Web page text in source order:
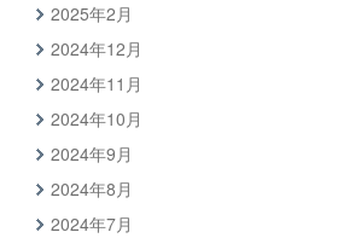
2025年2月
2024年12月
2024年11月
2024年10月
2024年9月
2024年8月
2024年7月